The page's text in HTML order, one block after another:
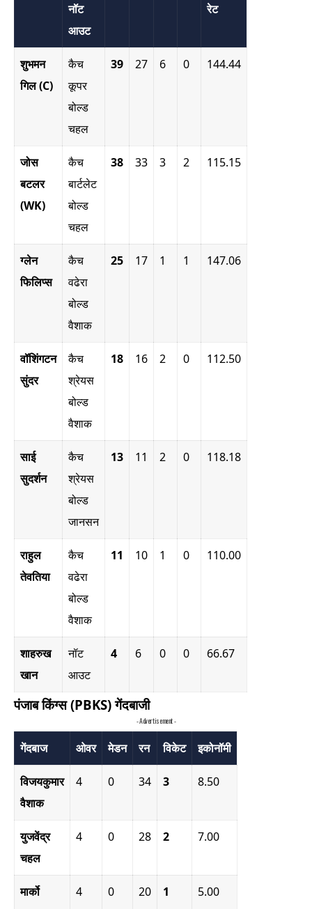
नॉट
आउट
रेट
शुभमन
गिल (C)
कैच
कूपर
बोल्ड
चहल
39 27 6 0 144.44
जोस
बटलर
(WK)
कैच
बार्टलेट
बोल्ड
चहल
38 33 3 2 115.15
ग्लेन
फिलिप्स
कैच
वढेरा
बोल्ड
वैशाक
25 17 1 1 147.06
वॉशिंगटन
सुंदर
कैच
श्रेयस
बोल्ड
वैशाक
18 16 2 0 112.50
साई
सुदर्शन
कैच
श्रेयस
बोल्ड
जानसन
13 11 2 0 118.18
राहुल
तेवतिया
कैच
वढेरा
बोल्ड
वैशाक
11 10 1 0 110.00
शाहरुख
खान
नॉट
आउट
4 6 0 0 66.67
पंजाब किंग्स (PBKS) गेंदबाजी
- Advertisement -
गेंदबाज ओवर मेडन रन विकेट इकोनॉमी
विजयकुमार
वैशाक
4 0 34 3 8.50
युजवेंद्र
चहल
4 0 28 2 7.00
मार्को
4 0 20 1 5.00